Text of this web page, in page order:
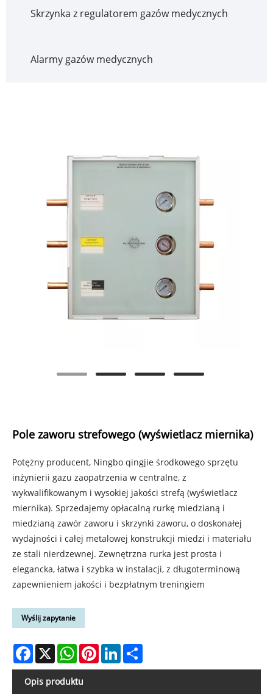
Skrzynka z regulatorem gazów medycznych
Alarmy gazów medycznych
Pole zaworu strefowego (wyświetlacz miernika)
Potężny producent, Ningbo qingjie środkowego sprzętu
inżynierii gazu zaopatrzenia w centralne, z
wykwalifikowanym i wysokiej jakości strefą (wyświetlacz
miernika). Sprzedajemy opłacalną rurkę miedzianą i
miedzianą zawór zaworu i skrzynki zaworu, o doskonałej
wydajności i całej metalowej konstrukcji miedzi i materiału
ze stali nierdzewnej. Zewnętrzna rurka jest prosta i
elegancka, łatwa i szybka w instalacji, z długoterminową
zapewnieniem jakości i bezpłatnym treningiem
Wyślij zapytanie
Facebook
X WhatsAppPinterestLinkedIn
Opis produktu